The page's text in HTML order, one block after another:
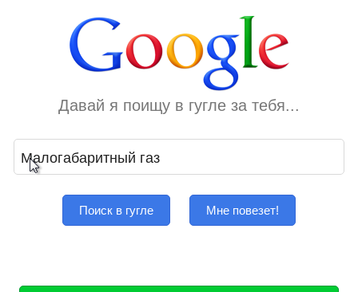
Давай я поищу в гугле за тебя...
Поиск в гугле Мне повезет!